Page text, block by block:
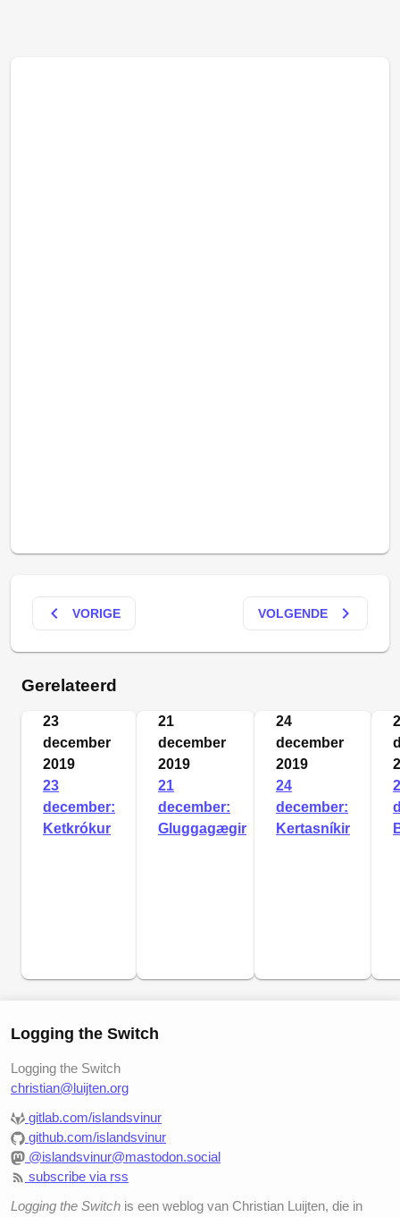
keyboard_arrow_left VORIGE VOLGENDE keyboard_arrow_right
Gerelateerd
23
december
2019
23
december:
Ketkrókur
21
december
2019
21
december:
Gluggagægir
24
december
2019
24
december:
Kertasníkir
Logging the Switch
Logging the Switch
christian@luijten.org
gitlab.com/islandsvinur
github.com/islandsvinur
@islandsvinur@mastodon.social
subscribe via rss
Logging the Switch is een weblog van Christian Luijten, die in